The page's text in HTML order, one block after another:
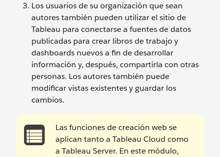
Los usuarios de su organización que sean
autores también pueden utilizar el sitio de
Tableau para conectarse a fuentes de datos
publicadas para crear libros de trabajo y
dashboards nuevos a fin de desarrollar
información y, después, compartirla con otras
personas. Los autores también puede
modificar vistas existentes y guardar los
cambios.
Las funciones de creación web se
aplican tanto a Tableau Cloud como
a Tableau Server. En este módulo,